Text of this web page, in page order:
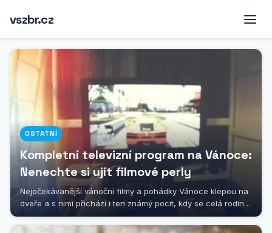
vszbr.cz
OSTATNÍ
Kompletní televizní program na Vánoce:
Nenechte si ujít filmové perly
Nejočekávanější vánoční filmy a pohádky Vánoce klepou na
dveře a s nimi přichází i ten známý pocit, kdy se celá rodina
sesedne kolem...